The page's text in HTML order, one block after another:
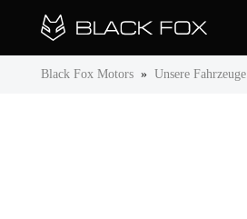
Black Fox Motors » Unsere Fahrzeuge